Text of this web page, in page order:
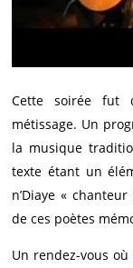
Cette soirée fut
métissage. Un
la musique
texte étant un
n’Diaye «
de ces poètes
Un rendez-vous